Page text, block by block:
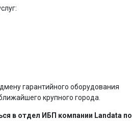
гарантийного оборудования
крупного города.
в отдел ИБП компании Landata по